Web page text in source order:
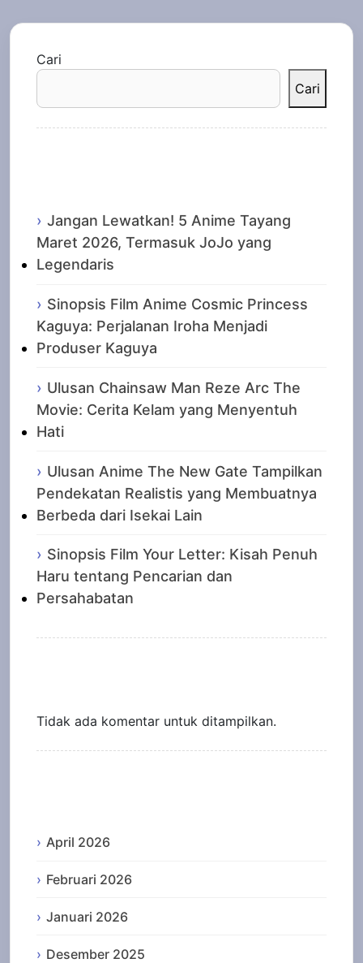
Cari
Cari
Jangan Lewatkan! 5 Anime Tayang
Maret 2026, Termasuk JoJo yang
Legendaris
Sinopsis Film Anime Cosmic Princess
Kaguya: Perjalanan Iroha Menjadi
Produser Kaguya
Ulusan Chainsaw Man Reze Arc The
Movie: Cerita Kelam yang Menyentuh
Hati
Ulusan Anime The New Gate Tampilkan
Pendekatan Realistis yang Membuatnya
Berbeda dari Isekai Lain
Sinopsis Film Your Letter: Kisah Penuh
Haru tentang Pencarian dan
Persahabatan
Tidak ada komentar untuk ditampilkan.
April 2026
Februari 2026
Januari 2026
Desember 2025